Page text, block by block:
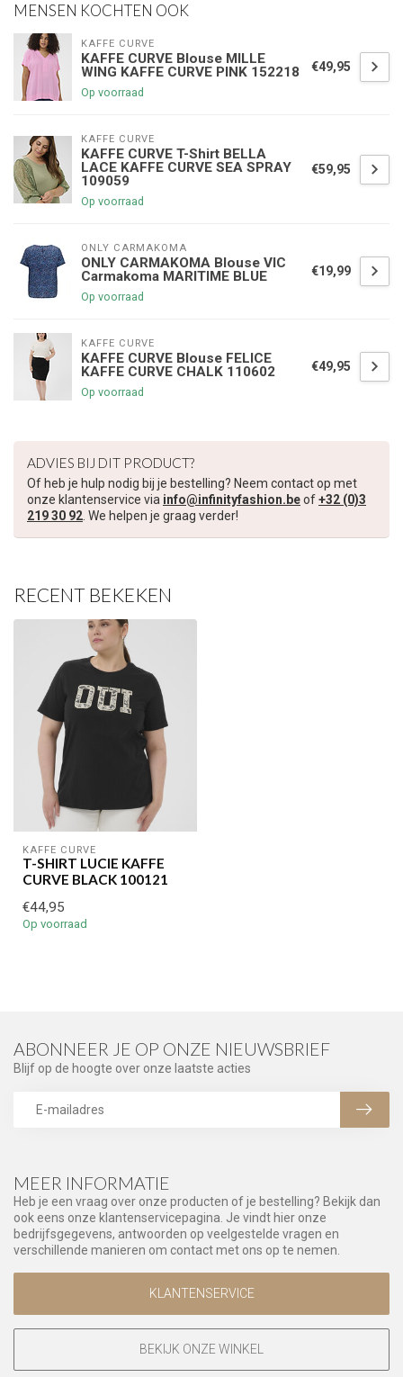
MENSEN KOCHTEN OOK
KAFFE CURVE
KAFFE CURVE Blouse MILLE
WING KAFFE CURVE PINK 152218
Op voorraad
€49,95
KAFFE CURVE
KAFFE CURVE T-Shirt BELLA
LACE KAFFE CURVE SEA SPRAY
109059
Op voorraad
€59,95
ONLY CARMAKOMA
ONLY CARMAKOMA Blouse VIC
Carmakoma MARITIME BLUE
Op voorraad
€19,99
KAFFE CURVE
KAFFE CURVE Blouse FELICE
KAFFE CURVE CHALK 110602
Op voorraad
€49,95
ADVIES BIJ DIT PRODUCT?
Of heb je hulp nodig bij je bestelling? Neem contact op met
onze klantenservice via info@infinityfashion.beof+32 (0)3
219 30 92. We helpen je graag verder!
RECENT BEKEKEN
KAFFE CURVE
T-SHIRT LUCIE KAFFE
CURVE BLACK 100121
€44,95
Op voorraad
MEER INFORMATIE
Heb je een vraag over onze producten of je bestelling? Bekijk dan
ook eens onze klantenservicepagina. Je vindt hier onze
bedrijfsgegevens, antwoorden op veelgestelde vragen en
verschillende manieren om contact met ons op te nemen.
KLANTENSERVICE
BEKIJK ONZE WINKEL
ABONNEER JE OP ONZE NIEUWSBRIEF
Blijf op de hoogte over onze laatste acties